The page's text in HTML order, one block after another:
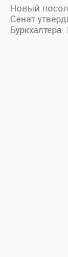
Новый
Сенат
Буркхалтера